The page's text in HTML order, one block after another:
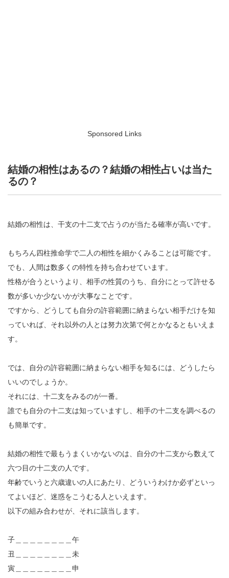
Sponsored Links
結婚の相性はあるの？結婚の相性占いは当た
るの？
結婚の相性は、干支の十二支で占うのが当たる確率が高いです。
もちろん四柱推命学で二人の相性を細かくみることは可能です。
でも、人間は数多くの特性を持ち合わせています。
性格が合うというより、相手の性質のうち、自分にとって許せる
数が多いか少ないかが大事なことです。
ですから、どうしても自分の許容範囲に納まらない相手だけを知
っていれば、それ以外の人とは努力次第で何とかなるともいえま
す。
では、自分の許容範囲に納まらない相手を知るには、どうしたら
いいのでしょうか。
それには、十二支をみるのが一番。
誰でも自分の十二支は知っていますし、相手の十二支を調べるの
も簡単です。
結婚の相性で最もうまくいかないのは、自分の十二支から数えて
六つ目の十二支の人です。
年齢でいうと六歳違いの人にあたり、どういうわけか必ずといっ
てよいほど、迷惑をこうむる人といえます。
以下の組み合わせが、それに該当します。
子＿＿＿＿＿＿＿＿午
丑＿＿＿＿＿＿＿＿未
寅＿＿＿＿＿＿＿＿申